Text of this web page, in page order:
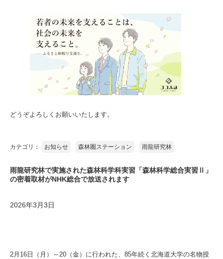
どうぞよろしくお願いいたします。
カテゴリ： お知らせ 森林圏ステーション 雨龍研究林
雨龍研究林で実施された森林科学科実習「森林科学総合実習Ⅱ」
の密着取材がNHK総合で放送されます
2026年3月3日
2月16日（月）～20（金）に行われた、85年続く北海道大学の名物授